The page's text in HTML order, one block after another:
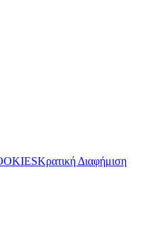
Κρατική Διαφήμιση